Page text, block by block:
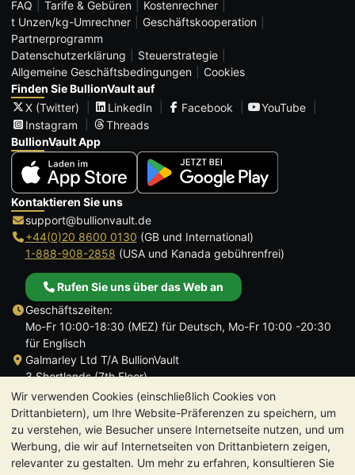
Wir verwenden Cookies (einschließlich Cookies von
Drittanbietern), um Ihre Website-Präferenzen zu speichern, um
zu verstehen, wie Besucher unsere Internetseite nutzen, und um
Werbung, die wir auf Internetseiten von Drittanbietern zeigen,
relevanter zu gestalten. Um mehr zu erfahren, konsultieren Sie
FAQ
Tarife & Gebüren
Kostenrechner
t Unzen/kg-Umrechner
Geschäftskooperation
Partnerprogramm
Datenschutzerklärung
Steuerstrategie
Allgemeine Geschäftsbedingungen
Cookies
Finden Sie BullionVault auf
X (Twitter)
LinkedIn Facebook
YouTube
Instagram
Threads
BullionVault App
Kontaktieren Sie uns
support@bullionvault.de
+44(0)20 8600 0130 (GB und International)
1-888-908-2858 (USA und Kanada gebührenfrei)
Rufen Sie uns über das Web an
Geschäftszeiten:
Mo-Fr 10:00-18:30 (MEZ) für Deutsch, Mo-Fr 10:00 -20:30
für Englisch
Galmarley Ltd T/A BullionVault
3 Shortlands (7th Floor)
Hammersmith
London
W6 8DA
Großbritannien